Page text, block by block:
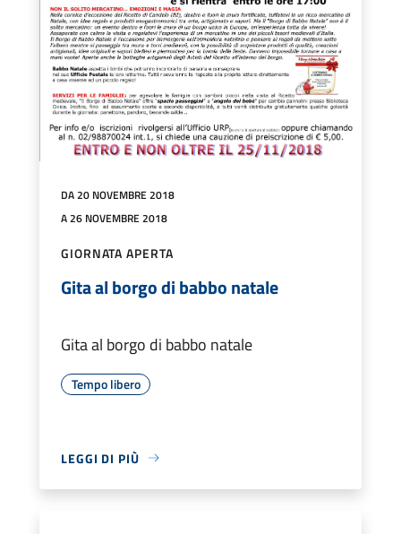
DA 20 NOVEMBRE 2018
A 26 NOVEMBRE 2018
GIORNATA APERTA
Gita al borgo di babbo natale
Gita al borgo di babbo natale
Tempo libero
LEGGI DI PIÙ